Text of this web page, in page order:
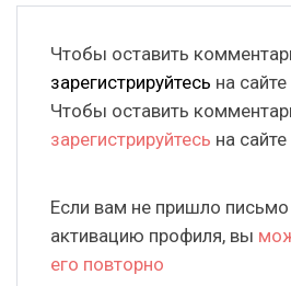
Чтобы оставить
зарегистрируйтесь на сайте
Чтобы оставить
зарегистрируйтесь на сайте
Если вам не пришло
активацию профиля, вы
его повторно